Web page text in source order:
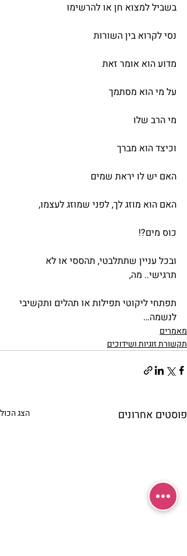
בשביל למצוא חן או להרשימו
נסי לקרוא בין השורות
מדוע הוא אומר זאת
על מי הוא מסתמך
מי הרב שלו
וכיצד הוא מברך
האם יש לו יראת שמים
האם הוא מוזג לך, לפני שמוזג לעצמו,
כוס מים?!
ובכל עניין שתתלבטי, תהססי או לא
תרגישי.. מה,
תפתחי ליקוטי תפילות או תהלים ותקשיבי
לנשמה…
מאמרים
תקשורת זוגיות ושידוכים
פוסטים אחרונים הצג הכול